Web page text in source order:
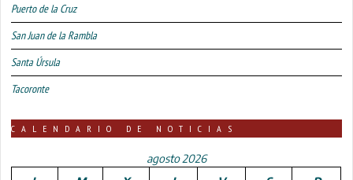
Puerto de la Cruz
San Juan de la Rambla
Santa Úrsula
Tacoronte
CALENDARIO DE NOTICIAS
agosto 2026